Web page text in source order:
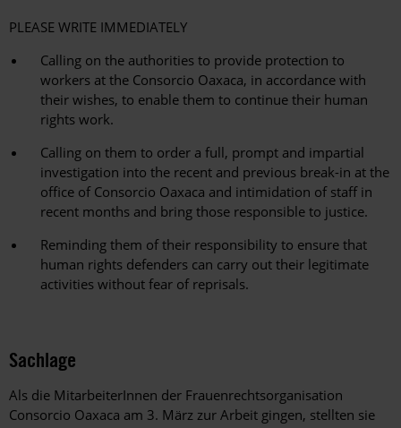
PLEASE WRITE IMMEDIATELY
Calling on the authorities to provide protection to
workers at the Consorcio Oaxaca, in accordance with
their wishes, to enable them to continue their human
rights work.
Calling on them to order a full, prompt and impartial
investigation into the recent and previous break-in at the
office of Consorcio Oaxaca and intimidation of staff in
recent months and bring those responsible to justice.
Reminding them of their responsibility to ensure that
human rights defenders can carry out their legitimate
activities without fear of reprisals.
Sachlage
Als die MitarbeiterInnen der Frauenrechtsorganisation
Consorcio Oaxaca am 3. März zur Arbeit gingen, stellten sie